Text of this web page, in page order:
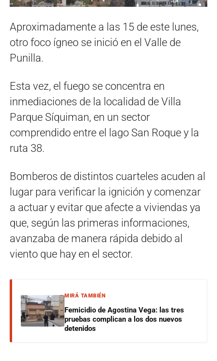
Aproximadamente a las 15 de este lunes,
otro foco ígneo se inició en el Valle de
Punilla.
Esta vez, el fuego se concentra en
inmediaciones de la localidad de Villa
Parque Síquiman, en un sector
comprendido entre el lago San Roque y la
ruta 38.
Bomberos de distintos cuarteles acuden al
lugar para verificar la ignición y comenzar
a actuar y evitar que afecte a viviendas ya
que, según las primeras informaciones,
avanzaba de manera rápida debido al
viento que hay en el sector.
MIRÁ TAMBIÉN
Femicidio de Agostina Vega: las tres
pruebas complican a los dos nuevos
detenidos